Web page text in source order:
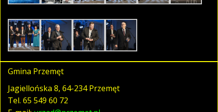
Gmina Przemęt
Jagiellońska 8, 64-234 Przemęt
Tel. 65 549 60 72